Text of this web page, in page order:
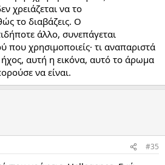
χρειάζεται να το
το διαβάζεις. Ο
άλλο, συνεπάγεται
χρησιμοποιείς· τι αναπαριστά
αυτή η εικόνα, αυτό το άρωμα
να είναι.
#35